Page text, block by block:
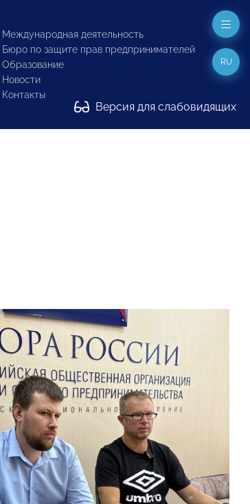
Международная деятельность
Бюро по защите прав предпринимателей
Образование
Новости
Контакты
Версия для слабовидящих
RU